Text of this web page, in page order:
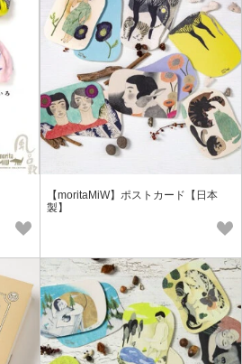
【moritaMiW】ポストカード【日本
製】